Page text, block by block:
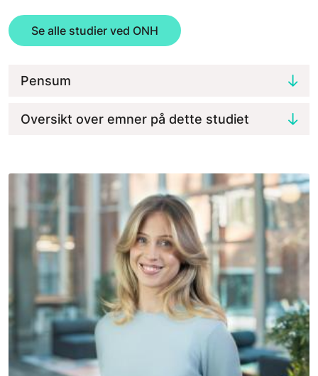
Se alle studier ved ONH
Pensum
Oversikt over emner på dette studiet